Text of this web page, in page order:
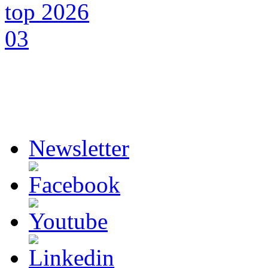
Newsletter